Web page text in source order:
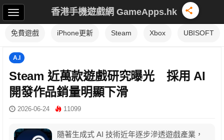
香港手機遊戲網 GameApps.hk
免費遊戲 iPhone更新 Steam Xbox UBISOFT
A.I
Steam 近萬款遊戲研究曝光 採用 AI
開發作品銷量明顯下滑
2026-06-24 11099
隨著生成式 AI 技術近年逐步滲透遊戲產業，